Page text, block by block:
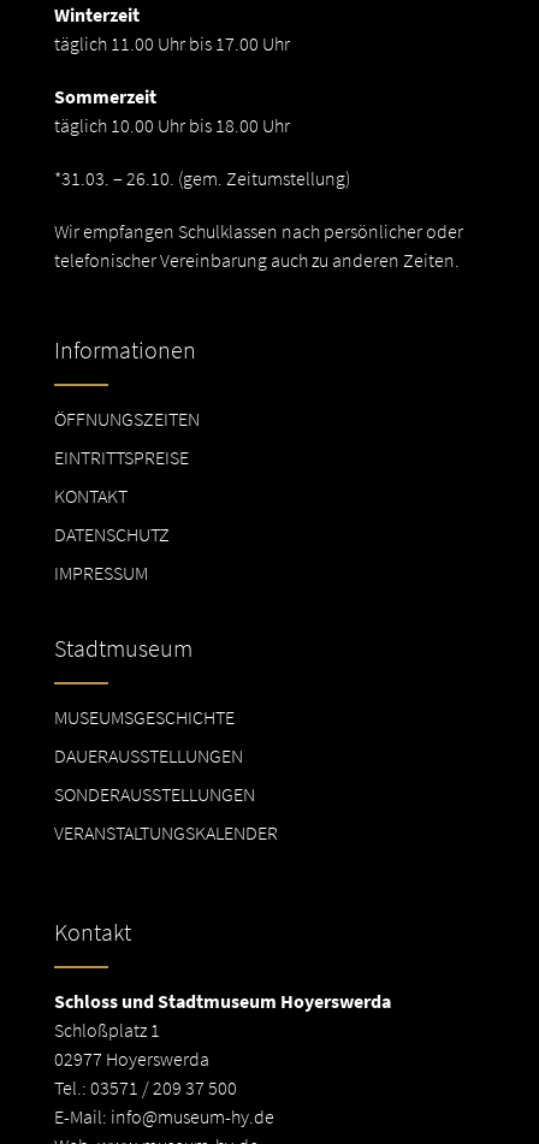
Winterzeit
täglich 11.00 Uhr bis 17.00 Uhr
Sommerzeit
täglich 10.00 Uhr bis 18.00 Uhr
*31.03. – 26.10. (gem. Zeitumstellung)
Wir empfangen Schulklassen nach persönlicher oder
telefonischer Vereinbarung auch zu anderen Zeiten.
Informationen
ÖFFNUNGSZEITEN
EINTRITTSPREISE
KONTAKT
DATENSCHUTZ
IMPRESSUM
Stadtmuseum
MUSEUMSGESCHICHTE
DAUERAUSSTELLUNGEN
SONDERAUSSTELLUNGEN
VERANSTALTUNGSKALENDER
Kontakt
Schloss und Stadtmuseum Hoyerswerda
Schloßplatz 1
02977 Hoyerswerda
Tel.: 03571 / 209 37 500
E-Mail: info@museum-hy.de